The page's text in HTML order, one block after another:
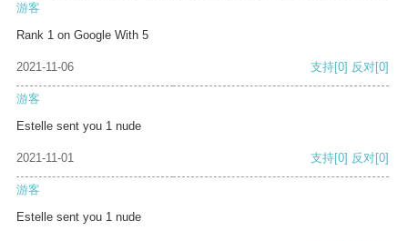
游客
Rank 1 on Google With 5
2021-11-06 支持[0] 反对[0]
游客
Estelle sent you 1 nude
2021-11-01 支持[0] 反对[0]
游客
Estelle sent you 1 nude